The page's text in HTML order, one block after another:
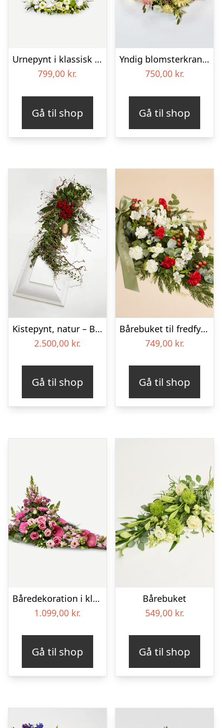
Urnepynt i klassisk stil – creme
799,00 kr.
Gå til shop
Yndig blomsterkrans i pastelfarver, floristens valg – Blomster til begravelse
750,00 kr.
Gå til shop
Kistepynt, natur – Blomster til begravelse
2.500,00 kr.
Gå til shop
Bårebuket til fredfyldt kærlighed med bånd
749,00 kr.
Gå til shop
Båredekoration i klassisk stil – pink
1.099,00 kr.
Gå til shop
Bårebuket
549,00 kr.
Gå til shop